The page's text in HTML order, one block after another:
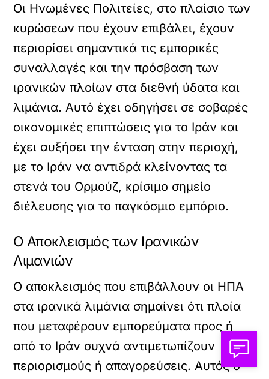
Οι Ηνωμένες Πολιτείες, στο πλαίσιο των
κυρώσεων που έχουν επιβάλει, έχουν
περιορίσει σημαντικά τις εμπορικές
συναλλαγές και την πρόσβαση των
ιρανικών πλοίων στα διεθνή ύδατα και
λιμάνια. Αυτό έχει οδηγήσει σε σοβαρές
οικονομικές επιπτώσεις για το Ιράν και
έχει αυξήσει την ένταση στην περιοχή,
με το Ιράν να αντιδρά κλείνοντας τα
στενά του Ορμούζ, κρίσιμο σημείο
διέλευσης για το παγκόσμιο εμπόριο.
Ο Αποκλεισμός των Ιρανικών
Λιμανιών
Ο αποκλεισμός που επιβάλλουν οι ΗΠΑ
στα ιρανικά λιμάνια σημαίνει ότι πλοία
που μεταφέρουν εμπορεύματα προς ή
από το Ιράν συχνά αντιμετωπίζουν
περιορισμούς ή απαγορεύσεις. Αυτός ο